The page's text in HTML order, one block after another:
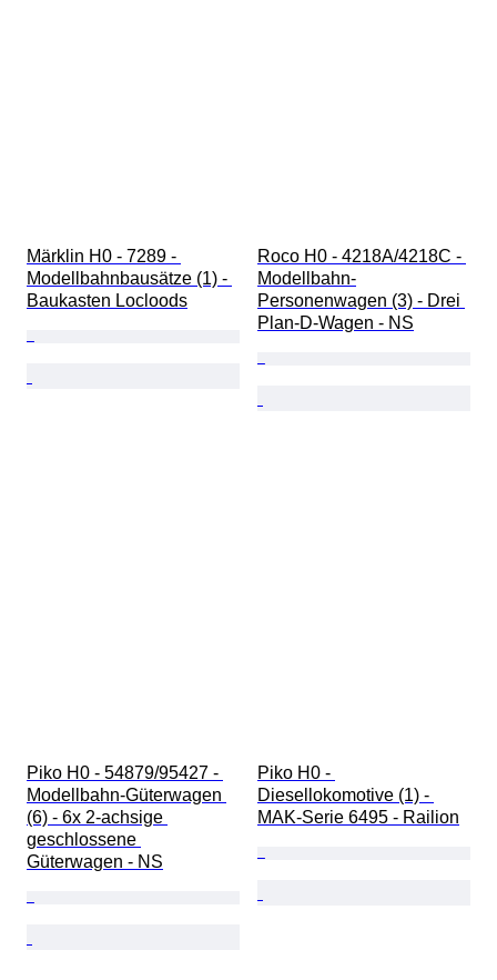
Märklin H0 - 7289 -
Modellbahnbausätze (1) -
Baukasten Locloods
Roco H0 - 4218A/4218C -
Modellbahn-
Personenwagen (3) - Drei
Plan-D-Wagen - NS
Piko H0 - 54879/95427 -
Modellbahn-Güterwagen
(6) - 6x 2-achsige
geschlossene
Güterwagen - NS
Piko H0 -
Diesellokomotive (1) -
MAK-Serie 6495 - Railion